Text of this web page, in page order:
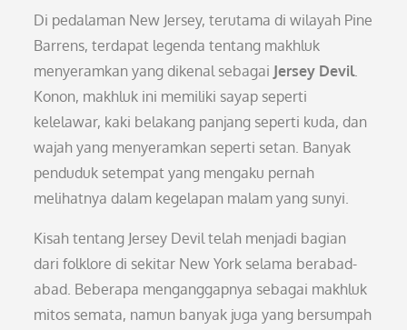
Di pedalaman New Jersey, terutama di wilayah Pine
Barrens, terdapat legenda tentang makhluk
menyeramkan yang dikenal sebagai Jersey Devil.
Konon, makhluk ini memiliki sayap seperti
kelelawar, kaki belakang panjang seperti kuda, dan
wajah yang menyeramkan seperti setan. Banyak
penduduk setempat yang mengaku pernah
melihatnya dalam kegelapan malam yang sunyi.
Kisah tentang Jersey Devil telah menjadi bagian
dari folklore di sekitar New York selama berabad-
abad. Beberapa menganggapnya sebagai makhluk
mitos semata, namun banyak juga yang bersumpah